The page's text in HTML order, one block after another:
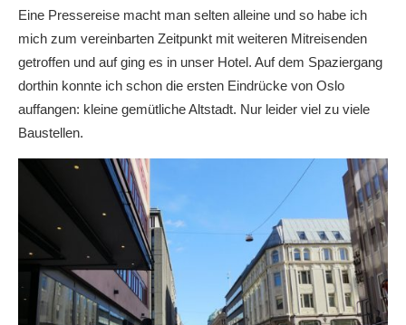
Eine Pressereise macht man selten alleine und so habe ich
mich zum vereinbarten Zeitpunkt mit weiteren Mitreisenden
getroffen und auf ging es in unser Hotel. Auf dem Spaziergang
dorthin konnte ich schon die ersten Eindrücke von Oslo
auffangen: kleine gemütliche Altstadt. Nur leider viel zu viele
Baustellen.